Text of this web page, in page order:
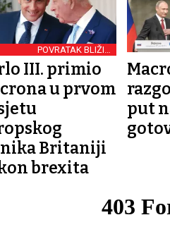
POVRATAK BLIŽIM
ODNOSIMA
III. primio
u prvom
Britaniji
brexita
put